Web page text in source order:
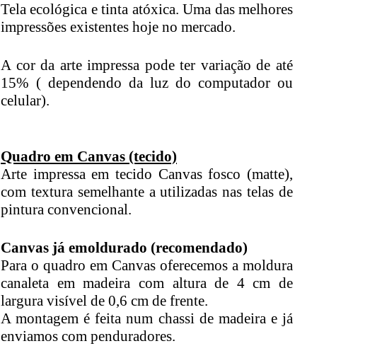
Tela ecológica e tinta atóxica. Uma das melhores
impressões existentes hoje no mercado.
A cor da arte impressa pode ter variação de até
15% ( dependendo da luz do computador ou
celular).
Quadro em Canvas (tecido)
Arte impressa em tecido Canvas fosco (matte),
com textura semelhante a utilizadas nas telas de
pintura convencional.
Canvas já emoldurado (recomendado)
Para o quadro em Canvas oferecemos a moldura
canaleta em madeira com altura de 4 cm de
largura visível de 0,6 cm de frente.
A montagem é feita num chassi de madeira e já
enviamos com penduradores.